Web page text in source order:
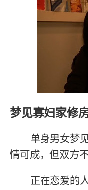
梦见寡妇家修
单身男女梦
情可成，但双方
正在恋爱的